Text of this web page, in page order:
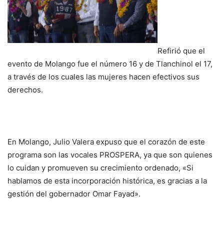
Refirió que el
evento de Molango fue el número 16 y de Tlanchinol el 17,
a través de los cuales las mujeres hacen efectivos sus
derechos.
En Molango, Julio Valera expuso que el corazón de este
programa son las vocales PROSPERA, ya que son quienes
lo cuidan y promueven su crecimiento ordenado, «Si
hablamos de esta incorporación histórica, es gracias a la
gestión del gobernador Omar Fayad».